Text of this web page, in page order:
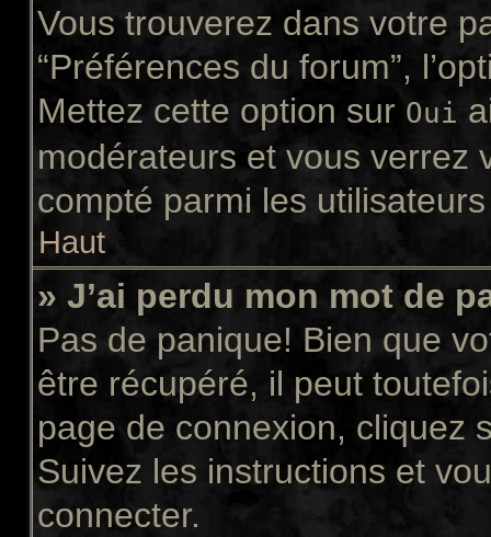
Vous trouverez dans votre
“Préférences du forum”,
Mettez cette option sur Oui
modérateurs et vous verrez
compté parmi les
Haut
» J’ai perdu mon mot de
Pas de panique! Bien que
être récupéré, il peut
page de connexion, cliquez
Suivez les instructions et
connecter.